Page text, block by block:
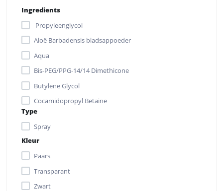
Ingredients
Propyleenglycol
Aloë Barbadensis bladsappoeder
Aqua
Bis-PEG/PPG-14/14 Dimethicone
Butylene Glycol
Cocamidopropyl Betaine
Dimethicone
Fenoxyethanol
Panthenol
Type
Spray
Kleur
Paars
Transparant
Zwart